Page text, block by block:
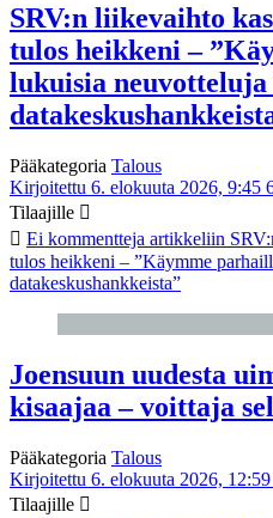
SRV:n liikevaihto
tulos heikkeni –
lukuisia neuvotteluja
Pääkategoria Talous
Kirjoitettu 6. elokuuta 2026, 9:45
Tilaajille
Ei kommentteja artikkeliin
tulos heikkeni – ”Käymme
datakeskushankkeista”
Joensuun uudesta
kisaajaa – voittaja
Pääkategoria Talous
Kirjoitettu 6. elokuuta 2026, 12:59
Tilaajille